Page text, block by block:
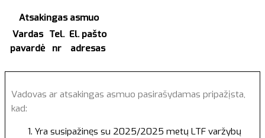
Atsakingas asmuo
Vardas
pavardė
Tel.
nr
El. pašto
adresas
Vadovas ar atsakingas asmuo pasirašydamas pripažįsta,
kad:
Yra susipažinęs su 2025/2025 metų LTF varžybų